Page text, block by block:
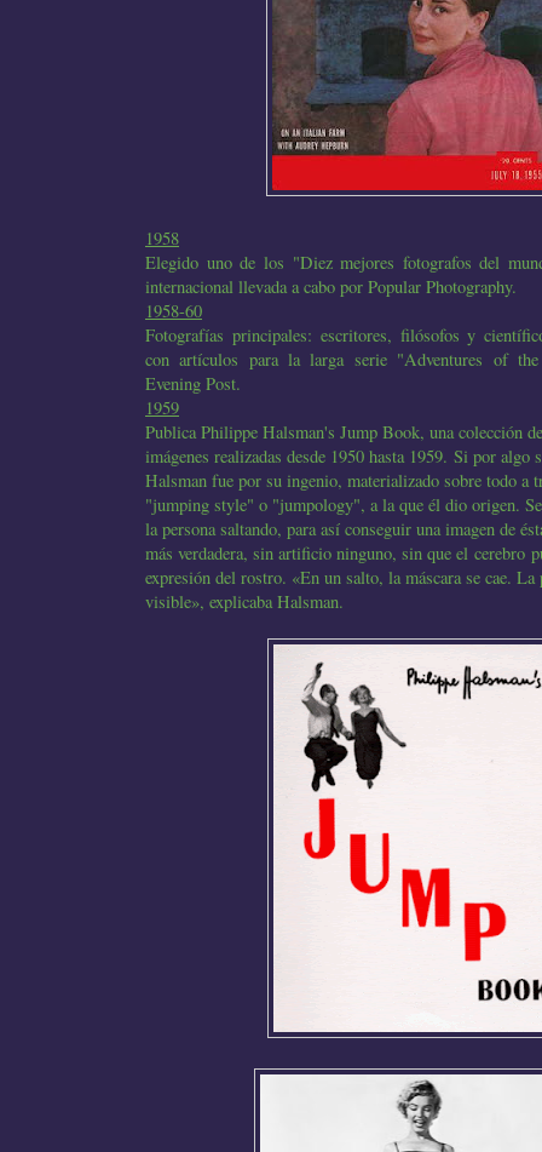
1958
Elegido uno de los "Diez mejores fotografos del
internacional llevada a cabo por Popular Photography.
1958-60
Fotografías principales: escritores, filósofos y
con artículos para la larga serie "Adventures of
Evening Post.
1959
Publica Philippe Halsman's Jump Book, una colección
imágenes realizadas desde 1950 hasta 1959. Si por algo
Halsman fue por su ingenio, materializado sobre todo a
"jumping style" o "jumpology", a la que él dio origen.
la persona saltando, para así conseguir una imagen de
más verdadera, sin artificio ninguno, sin que el cerebro
expresión del rostro. «En un salto, la máscara se cae. La
visible», explicaba Halsman.